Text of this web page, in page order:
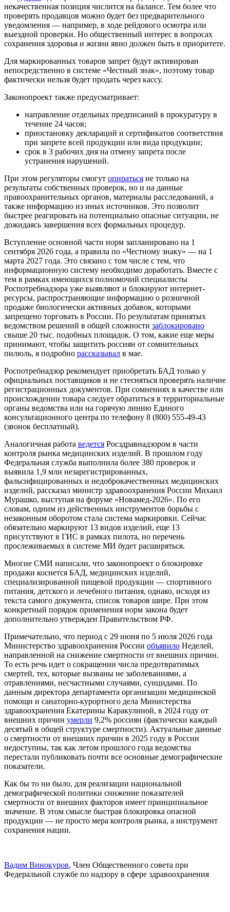
некачественная позиция числится на балансе. Тем более что
проверять продавцов можно будет без предварительного
уведомления — например, в ходе рейдового осмотра или
выездной проверки. Но общественный интерес в вопросах
сохранения здоровья и жизни явно должен быть в приоритете.
Для маркированных товаров запрет будут активирован
непосредственно в системе «Честный знак», поэтому товар
фактически нельзя будет продать через кассу.
Законопроект также предусматривает:
направление отдельных предписаний в прокуратуру в
течение 24 часов;
приостановку деклараций и сертификатов соответствия
при запрете всей продукции или вида продукции;
срок в 3 рабочих дня на отмену запрета после
устранения нарушений.
При этом регуляторы смогут опираться не только на
результаты собственных проверок, но и на данные
правоохранительных органов, материалы расследований, а
также информацию из иных источников. Это позволит
быстрее реагировать на потенциально опасные ситуации, не
дожидаясь завершения всех формальных процедур.
Вступление основной части норм запланировано на 1
сентября 2026 года, а правила по «Честному знаку» — на 1
марта 2027 года. Это связано с том числе с тем, что
информационную систему необходимо доработать. Вместе с
тем в рамках имеющихся полномочий специалисты
Роспотребнадзора уже выявляют и блокируют интернет-
ресурсы, распространяющие информацию о розничной
продаже биологически активных добавок, которыми
запрещено торговать в России. По результатам принятых
ведомством решений в общей сложности заблокировано
свыше 20 тыс. подобных площадок. О том, какие еще меры
принимают, чтобы защитить россиян от сомнительных
пилюль, я подробно рассказывал в мае.
Роспотребнадзор рекомендует приобретать БАД только у
официальных поставщиков и не стесняться проверять наличие
регистрационных документов. При сомнениях в качестве или
происхождении товара следует обратиться в территориальные
органы ведомства или на горячую линию Единого
консультационного центра по телефону 8 (800) 555-49-43
(звонок бесплатный).
Аналогичная работа ведется Росздравнадзором в части
контроля рынка медицинских изделий. В прошлом году
Федеральная служба выполнила более 380 проверок и
выявила 1,9 млн незарегистрированных,
фальсифицированных и недоброкачественных медицинских
изделий, рассказал министр здравоохранения России Михаил
Мурашко, выступая на форуме «Новамед-2026». По его
словам, одним из действенных инструментов борьбы с
незаконным оборотом стала система маркировки. Сейчас
обязательно маркируют 13 видов изделий, еще 13
присутствуют в ГИС в рамках пилота, но перечень
прослеживаемых в системе МИ будет расширяться.
Многие СМИ написали, что законопроект о блокировке
продажи коснется БАД, медицинских изделий,
специализированной пищевой продукции — спортивного
питания, детского и лечебного питания, однако, исходя из
текста самого документа, список товаров шире. При этом
конкретный порядок применения норм закона будет
дополнительно утвержден Правительством РФ.
Примечательно, что период с 29 июня по 5 июля 2026 года
Министерство здравоохранения России объявило Неделей,
направленной на снижение смертности от внешних причин.
То есть речь идет о сокращении числа предотвратимых
смертей, тех, которые вызваны не заболеваниями, а
отравлениями, несчастными случаями, суицидами. По
данным директора департамента организации медицинской
помощи и санаторно-курортного дела Министерства
здравоохранения Екатерины Каракулиной, в 2024 году от
внешних причин умерли 9,2% россиян (фактически каждый
десятый в общей структуре смертности). Актуальные данные
о смертности от внешних причин в 2025 году в России
недоступны, так как летом прошлого года ведомства
перестали публиковать почти все основные демографические
показатели.
Как бы то ни было, для реализации национальной
демографической политики снижение показателей
смертности от внешних факторов имеет принципиальное
значение. В этом смысле быстрая блокировка опасной
продукции — не просто мера контроля рынка, а инструмент
сохранения нации.
Вадим Винокуров, Член Общественного совета при
Федеральной службе по надзору в сфере здравоохранения